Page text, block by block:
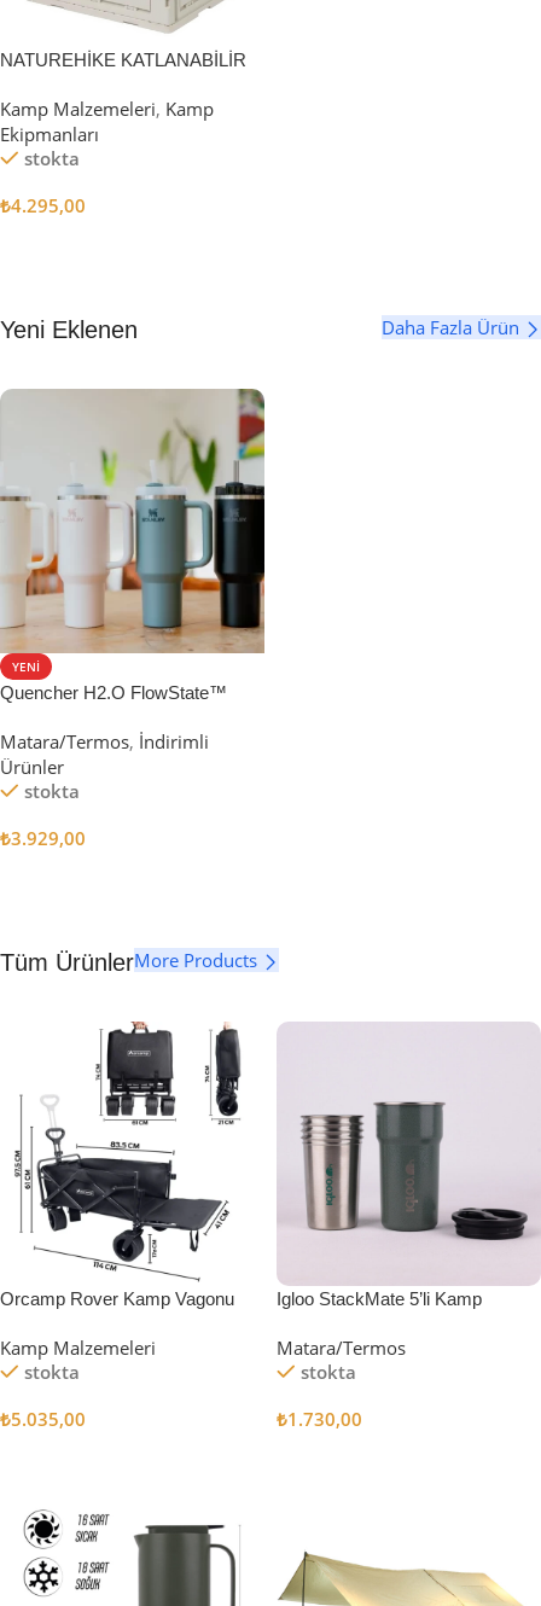
NATUREHİKE KATLANABİLİR
Kamp Malzemeleri, Kamp
Ekipmanları
stokta
₺4.295,00
Yeni Eklenen Daha Fazla Ürün
YENI
Quencher H2.O FlowState™
Matara/Termos, İndirimli
Ürünler
stokta
₺3.929,00
Tüm ÜrünlerMore Products
Orcamp Rover Kamp Vagonu
Kamp Malzemeleri
stokta
₺5.035,00
Igloo StackMate 5’li Kamp
Matara/Termos
stokta
₺1.730,00